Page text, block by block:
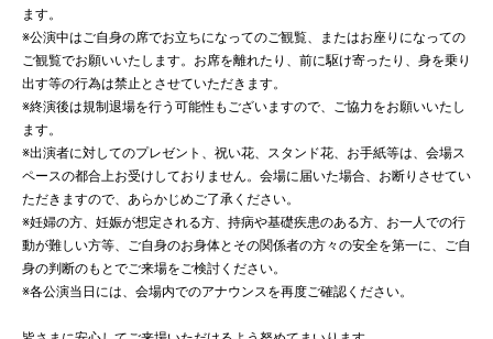
ます。
※公演中はご自身の席でお立ちになってのご観覧、またはお座りになっての
ご観覧でお願いいたします。お席を離れたり、前に駆け寄ったり、身を乗り
出す等の行為は禁止とさせていただきます。
※終演後は規制退場を行う可能性もございますので、ご協力をお願いいたし
ます。
※出演者に対してのプレゼント、祝い花、スタンド花、お手紙等は、会場ス
ペースの都合上お受けしておりません。会場に届いた場合、お断りさせてい
ただきますので、あらかじめご了承ください。
※妊婦の方、妊娠が想定される方、持病や基礎疾患のある方、お一人での行
動が難しい方等、ご自身のお身体とその関係者の方々の安全を第一に、ご自
身の判断のもとでご来場をご検討ください。
※各公演当日には、会場内でのアナウンスを再度ご確認ください。